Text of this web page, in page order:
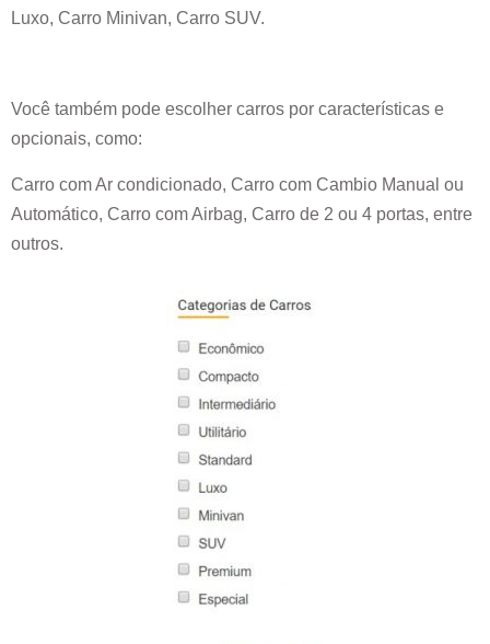
Luxo, Carro Minivan, Carro SUV.
Você também pode escolher carros por características e
opcionais, como:
Carro com Ar condicionado, Carro com Cambio Manual ou
Automático, Carro com Airbag, Carro de 2 ou 4 portas, entre
outros.